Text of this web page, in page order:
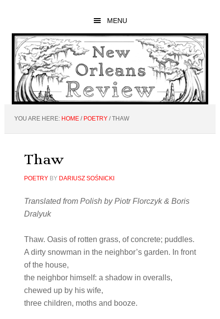
main
content
primary
sidebar
footer
MENU
YOU ARE HERE: HOME / POETRY /THAW
Thaw
POETRYBY DARIUSZ SOŚNICKI
Translated from Polish by Piotr Florczyk & Boris
Dralyuk
Thaw. Oasis of rotten grass, of concrete; puddles.
A dirty snowman in the neighbor’s garden. In front
of the house,
the neighbor himself: a shadow in overalls,
chewed up by his wife,
three children, moths and booze.